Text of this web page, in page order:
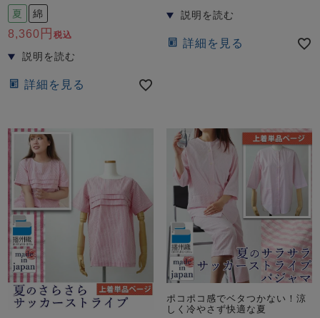
夏 綿
8,360 税込
詳細を見る
詳細を見る
ポコポコ感でベタつかない！涼
しく冷やさず快適な夏